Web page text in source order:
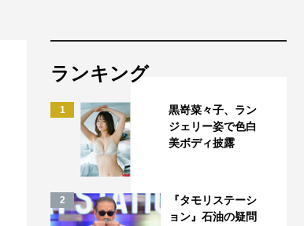
ランキング
1
黒嵜菜々子、ラン
ジェリー姿で色白
美ボディ披露
2
『タモリステーシ
ョン』石油の疑問